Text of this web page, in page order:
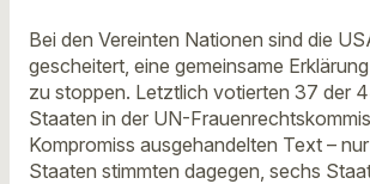
Bei den Vereinten Nationen sind die
gescheitert, eine gemeinsame
zu stoppen. Letztlich votierten 37 der
Staaten in der UN-
Kompromiss ausgehandelten Text –
Staaten stimmten dagegen, sechs